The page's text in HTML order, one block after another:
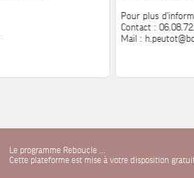
Pour plus
Contact :
Mail :
Le programme Reboucle ...
Cette plateforme est mise à votre disposition